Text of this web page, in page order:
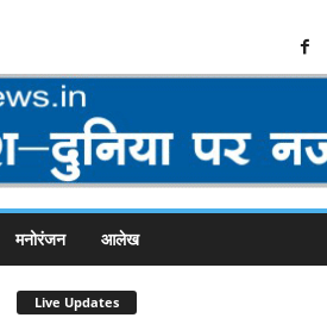
मनोरंजन आलेख
Live Updates